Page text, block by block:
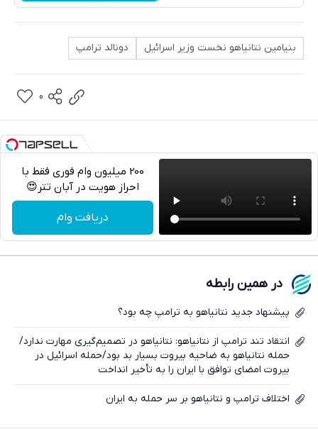
بنیامین نتانیاهو نخست وزیر اسرائیل دونالد ترامپ
واتساپ
0
200 میلیون وام فوری فقط با
احراز هویت در آبان تتر😍
دریافت وام
در همین رابطه
پیشنهاد جدید نتانیاهو به ترامپ چه بود؟
انتقاد تند ترامپ از نتانیاهو: نتانیاهو در تصمیم‌گیری مهارت ندارد/
حمله نتانیاهو به ضاحیه بیروت بسیار بد بود/حمله اسرائیل در
بیروت امضای توافق با ایران را به تأخیر انداخت
اختلاف ترامپ و نتانیاهو بر سر حمله به ایران